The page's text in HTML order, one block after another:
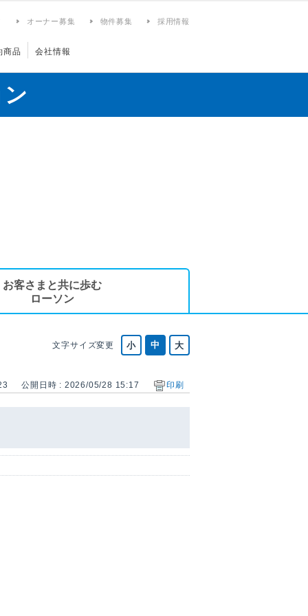
オーナー募集 物件募集 採用情報
商品 会社情報
お客さまと共に歩む
ローソン
文字サイズ変更
公開日時 : 2026/05/28 15:17 印刷